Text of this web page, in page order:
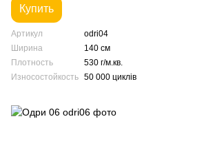
Купить
Артикул
odri04
Ширина
140 см
Плотность
530 г/м.кв.
Износостойкость 50 000 циклів